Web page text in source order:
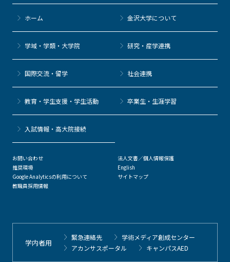
ホーム 金沢大学について
学域・学類・大学院 研究・産学連携
国際交流・留学 社会連携
教育・学生支援・学生活動 卒業生・生涯学習
⼊試情報・高大院接続
お問い合わせ
推奨環境
Google Analyticsの利用について
教職員採用情報
法人文書／個人情報保護
English
サイトマップ
学内者用
緊急連絡先
学術メディア創成センター
アカンサスポータル
キャンパスAED